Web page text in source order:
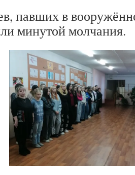
павших в
минутой молчания.